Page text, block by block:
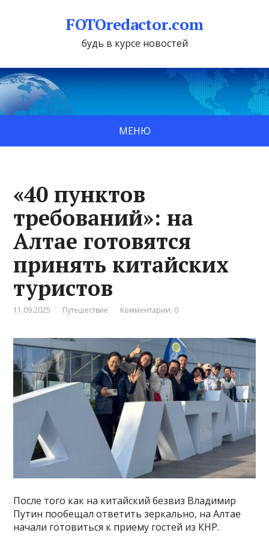
FOTOredactor.com
будь в курсе новостей
МЕНЮ
«40 пунктов
требований»: на
Алтае готовятся
принять китайских
туристов
11.09.2025 Путешествие Комментарии: 0
После того как на китайский безвиз Владимир
Путин пообещал ответить зеркально, на Алтае
начали готовиться к приему гостей из КНР.